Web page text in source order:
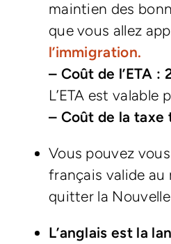
maintien des
que vous allez
l’immigration.
– Coût de l’ETA :
L’ETA est
– Coût de la
Vous pouvez
français valide au
quitter la
L’anglais est la